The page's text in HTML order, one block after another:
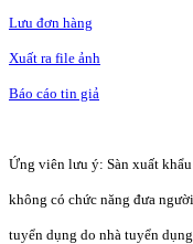
Lưu đơn hàng
Xuất ra file ảnh
Báo cáo tin giả
Ứng viên lưu ý: Sàn xuất
không có chức năng đưa
tuyển dụng do nhà tuyển